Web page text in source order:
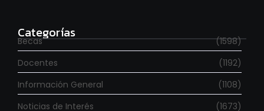
Categorías
Becas
(1598)
Docentes
(1192)
Información General
(1108)
Noticias de Interés
(1673)